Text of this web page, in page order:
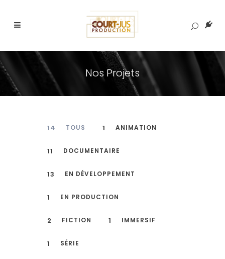
Nos Projets
14 TOUS 1 ANIMATION
11 DOCUMENTAIRE
13 EN DÉVELOPPEMENT
1 EN PRODUCTION
2 FICTION 1 IMMERSIF
1 SÉRIE